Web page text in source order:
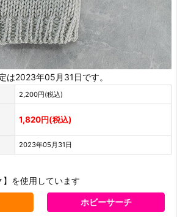
は2023年05月31日です。
2,200円(税込)
1,820円(税込)
2023年05月31日
】を使用しています
ホビーサーチ